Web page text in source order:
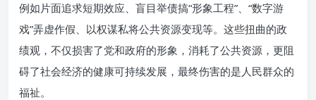
例如片面追求短期效应、盲目举债搞“形象工程”、“数字游
戏”弄虚作假、以权谋私将公共资源变现等。这些扭曲的政
绩观，不仅损害了党和政府的形象，消耗了公共资源，更阻
碍了社会经济的健康可持续发展，最终伤害的是人民群众的
福祉。